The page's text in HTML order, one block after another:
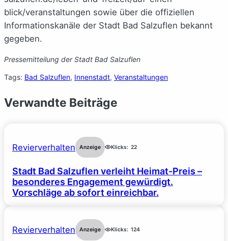
blick/veranstaltungen sowie über die offiziellen
Informationskanäle der Stadt Bad Salzuflen bekannt
gegeben.
Pressemitteilung der Stadt Bad Salzuflen
Tags: Bad Salzuflen, Innenstadt, Veranstaltungen
Verwandte Beiträge
Revierverhalten Anzeige Klicks: 22
Stadt Bad Salzuflen verleiht Heimat-Preis –
besonderes Engagement gewürdigt.
Vorschläge ab sofort einreichbar.
Revierverhalten Anzeige Klicks: 124